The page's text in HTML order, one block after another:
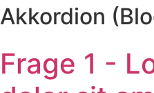
Akkordion
Frage 1 -